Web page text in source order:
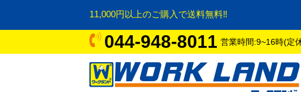
11,000円以上のご購入で送料無料‼
044-948-8011 営業時間:9~16時(定